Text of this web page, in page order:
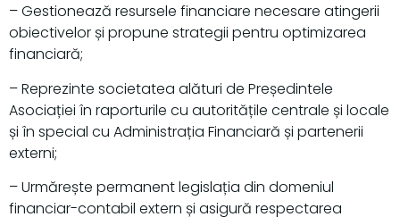
– Gestionează resursele financiare necesare atingerii
obiectivelor și propune strategii pentru optimizarea
financiară;
– Reprezinte societatea alături de Președintele
Asociației în raporturile cu autoritățile centrale și locale
și în special cu Administrația Financiară și partenerii
externi;
– Urmărește permanent legislația din domeniul
financiar-contabil extern și asigură respectarea